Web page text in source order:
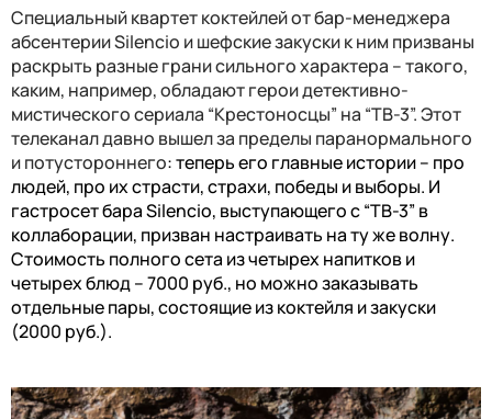
Специальный квартет коктейлей от бар-менеджера
абсентерииSilencio и шефские закуски к ним призваны
раскрыть разные грани сильного характера – такого,
каким, например, обладают герои детективно-
мистического сериала “Крестоносцы” на “ТВ-3”. Этот
телеканал давно вышел за пределы паранормального
и потустороннего: теперь его главные истории – про
людей, про их страсти, страхи, победы и выборы. И
гастросет бараSilencio, выступающего с “ТВ-3” в
коллаборации, призван настраивать на ту же волну.
Стоимость полного сета из четырех напитков и
четырех блюд – 7000 руб., но можно заказывать
отдельные пары, состоящие из коктейля и закуски
(2000 руб.).